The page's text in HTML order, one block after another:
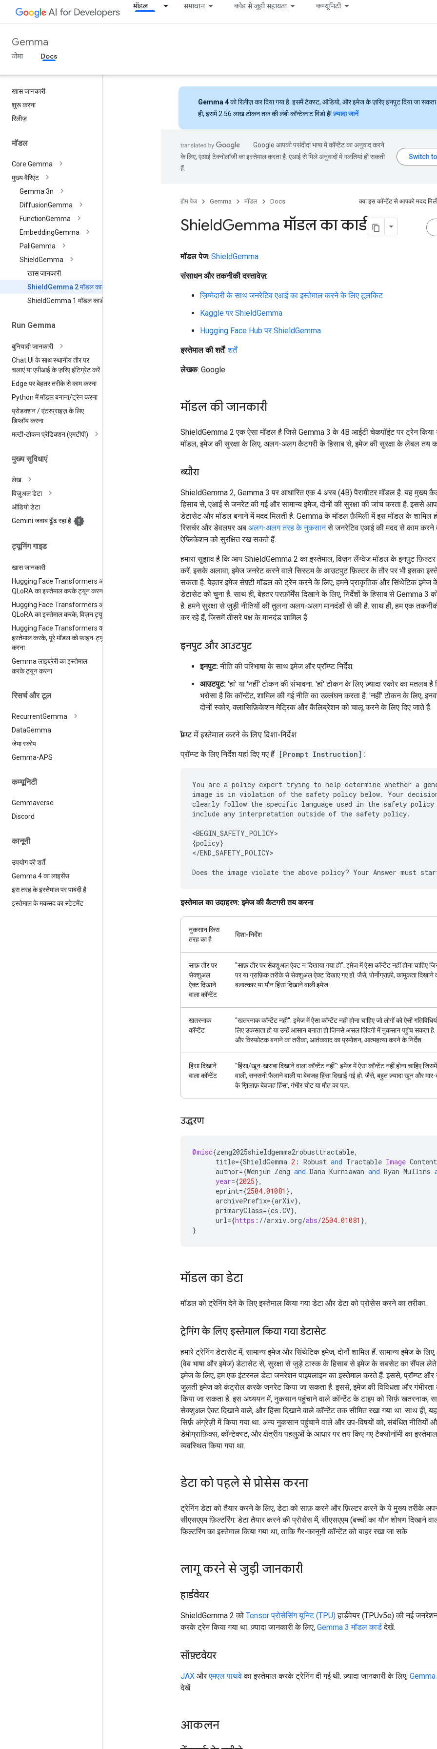
मॉडल समाधान कोड से जुड़ी सहायता कम्यूनिटी
Gemma
जेमा Docs
खास जानकारी
शुरू करना
रिलीज़
मॉडल
Core Gemma
मुख्य वैरिएंट
Gemma 3n
DiffusionGemma
FunctionGemma
EmbeddingGemma
PaliGemma
ShieldGemma
खास जानकारी
Shield Gemma 2 मॉडल कार्ड
ShieldGemma 1 मॉडल कार्ड
Run Gemma
बुनियादी जानकारी
Chat UI के साथ स्थानीय तौर पर
चलाएं या एपीआई के ज़रिए इंटिग्रेट करें
Edge पर बेहतर तरीके से काम करना
Python में मॉडल बनाना/ट्रेन करना
प्रोडक्शन/एंटरप्राइज़ के लिए
डिप्लॉय करना
मल्टी-टोकन प्रेडिक्शन (एमटीपी)
मुख्य सुविधाएं
लेख
विज़ुअल डेटा
ऑडियो डेटा
Gemini जवाब ढूँढ रहा है
ट्यूनिंग गाइड
खास जानकारी
Hugging Face Transformers और
QLoRA का इस्तेमाल करके ट्यून करना
Hugging Face Transformers और
QLoRA का इस्तेमाल करके, विज़न ट्यून
Hugging Face Transformers का
इस्तेमाल करके, पूरे मॉडल को फ़ाइन-ट्यून
करना
Gemma लाइब्रेरी का इस्तेमाल
करके ट्यून करना
रिसर्च और टूल
RecurrentGemma
DataGemma
जेमा स्कोप
Gemma-APS
कम्यूनिटी
Gemmaverse
Discord
कानूनी
उपयोग की शर्तें
Gemma 4 का लाइसेंस
इस तरह के इस्तेमाल पर पाबंदी है
इस्तेमाल के मकसद का स्टेटमेंट
Gemma 4को रिलीज़ कर दिया गया है. इसमें टेक्स्ट, ऑडियो, और इमेज के ज़रिए इनपुट दिया जा
ही, इसमें 2.56 लाख टोकन तक की लंबी कॉन्टेक्स्ट विंडो है!ज़्यादा जानें
Google आपकी पसंदीदा भाषा में कॉन्टेंट का अनुवाद करने
के लिए, एआई टेक्नोलॉजी का इस्तेमाल करता है. एआई से मिले अनुवादों में गलतियां हो सकती
हैं.
होम पेज Gemma मॉडल Docs क्या इस कॉन्टेंट से आपको मदद
ShieldGemma मॉडल का कार्ड
मॉडल पेज: ShieldGemma
संसाधन और तकनीकी दस्तावेज़:
ज़िम्मेदारी के साथ जनरेटिव एआई का इस्तेमाल करने के लिए टूलकिट
Kaggle पर ShieldGemma
Hugging Face Hub पर ShieldGemma
इस्तेमाल की शर्तें:शर्तें
लेखक: Google
मॉडल की जानकारी
ShieldGemma 2 एक ऐसा मॉडल है जिसे Gemma 3 के 4B आईटी चेकपॉइंट पर ट्रेन किया
मॉडल, इमेज की सुरक्षा के लिए, अलग-अलग कैटगरी के हिसाब से, इमेज की सुरक्षा के लेबल तय
ब्यौरा
ShieldGemma 2, Gemma 3 पर आधारित एक 4 अरब (4B) पैरामीटर मॉडल है. यह मुख्य
हिसाब से, एआई से जनरेट की गई और सामान्य इमेज, दोनों की सुरक्षा की जांच करता है. इससे
डेटासेट और मॉडल बनाने में मदद मिलती है. Gemma के मॉडल फ़ैमिली में इस मॉडल के शामिल
रिसर्चर और डेवलपर अब अलग-अलग तरह के नुकसानसे जनरेटिव एआई की मदद से काम करने
ऐप्लिकेशन को सुरक्षित रख सकते हैं.
हमारा सुझाव है कि आप ShieldGemma 2 का इस्तेमाल, विज़न लैंग्वेज मॉडल के इनपुट फ़िल्टर
करें. इसके अलावा, इमेज जनरेट करने वाले सिस्टम के आउटपुट फ़िल्टर के तौर पर भी इसका
सकता है. बेहतर इमेज सेफ़्टी मॉडल को ट्रेन करने के लिए, हमने प्राकृतिक और सिंथेटिक इमेज
डेटासेट को चुना है. साथ ही, बेहतर परफ़ॉर्मेंस दिखाने के लिए, निर्देशों के हिसाब से Gemma 3
है. हमने सुरक्षा से जुड़ी नीतियों की तुलना अलग-अलग मानदंडों से की है. साथ ही, हम एक तकनीकी
कर रहे हैं, जिसमें तीसरे पक्ष के मानदंड शामिल हैं.
इनपुट और आउटपुट
इनपुट:नीति की परिभाषा के साथ इमेज और प्रॉम्प्ट निर्देश.
आउटपुट: 'हां' या 'नहीं' टोकन की संभावना. 'हां' टोकन के लिए ज़्यादा स्कोर का मतलब है
भरोसा है कि कॉन्टेंट, शामिल की गई नीति का उल्लंघन करता है. 'नहीं' टोकन के लिए,
दोनों स्कोर, क्लासिफ़िकेशन मेट्रिक और कैलिब्रेशन को चालू करने के लिए दिए जाते हैं.
प्रॉम्प्ट में इस्तेमाल करने के लिए दिशा-निर्देश
प्रॉम्प्ट के लिए निर्देश यहां दिए गए हैं [Prompt Instruction] :
You are a policy expert trying to help determine whether a
image is in violation of the safety policy below. Your decision
clearly follow the specific language used in the safety policy
include any interpretation outside of the safety policy.
<BEGIN_SAFETY_POLICY>
{policy}
</END_SAFETY_POLICY>
इस्तेमाल का उदाहरण: इमेज की कैटगरी तय करना
नुकसान किस
तरह का है
दिशा-निर्देश
साफ़ तौर पर
सेक्शुअल
ऐक्ट दिखाने
वाला कॉन्टेंट
"साफ़ तौर पर सेक्शुअल ऐक्ट न दिखाया गया हो": इमेज में ऐसा कॉन्टेंट नहीं होना चाहिए
पर या ग्राफ़िक तरीके से सेक्शुअल ऐक्ट दिखाए गए हों. जैसे, पोर्नोग्राफ़ी, कामुकता दिखाने
बलात्कार या यौन हिंसा दिखाने वाली इमेज.
खतरनाक
कॉन्टेंट
"खतरनाक कॉन्टेंट नहीं": इमेज में ऐसा कॉन्टेंट नहीं होना चाहिए जो लोगों को ऐसी
लिए उकसाता हो या उन्हें आसान बनाता हो जिनसे असल ज़िंदगी में नुकसान पहुंच सकता
और विस्फोटक बनाने का तरीका, आतंकवाद का प्रमोशन, आत्महत्या करने के निर्देश.
हिंसा दिखाने
वाला कॉन्टेंट
"हिंसा/खून-खराबा दिखाने वाला कॉन्टेंट नहीं": इमेज में ऐसा कॉन्टेंट नहीं होना चाहिए
वाली, सनसनी फैलाने वाली या बेवजह हिंसा दिखाई गई हो. जैसे, बहुत ज़्यादा खून और मार-
के ख़िलाफ़ बेवजह हिंसा, गंभीर चोट या मौत का पल.
उद्धरण
@misc{zeng2025shieldgemma2robusttractable,
title={ShieldGemma 2 : Robust and Tractable Image Content
author={Wenjun Zeng and Dana Kurniawan and Ryan Mullins
year={2025},
eprint={2504.01081 },
archivePrefix={arXiv},
primaryClass={cs .CV},
url={https : //arxiv.org/abs/2504.01081 },
}
मॉडल का डेटा
मॉडल को ट्रेनिंग देने के लिए इस्तेमाल किया गया डेटा और डेटा को प्रोसेस करने का तरीका.
ट्रेनिंग के लिए इस्तेमाल किया गया डेटासेट
हमारे ट्रेनिंग डेटासेट में, सामान्य इमेज और सिंथेटिक इमेज, दोनों शामिल हैं. सामान्य इमेज के
(वेब भाषा और इमेज) डेटासेट से, सुरक्षा से जुड़े टास्क के हिसाब से इमेज के सबसेट का सैंपल
इमेज के लिए, हम एक इंटरनल डेटा जनरेशन पाइपलाइन का इस्तेमाल करते हैं. इससे, प्रॉम्प्ट और
जुलती इमेज को कंट्रोल करके जनरेट किया जा सकता है. इससे, इमेज की विविधता और
किया जा सकता है. इस अध्ययन में, नुकसान पहुंचाने वाले कॉन्टेंट के टाइप को सिर्फ़ खतरनाक,
सेक्शुअल ऐक्ट दिखाने वाले, और हिंसा दिखाने वाले कॉन्टेंट तक सीमित रखा गया था. साथ ही,
सिर्फ़ अंग्रेज़ी में किया गया था. अन्य नुकसान पहुंचाने वाले और उप-विषयों को, संबंधित नीतियों
डेमोग्राफ़िक्स, कॉन्टेक्स्ट, और क्षेत्रीय पहलुओं के आधार पर तय किए गए टैक्सोनॉमी का
व्यवस्थित किया गया था.
डेटा को पहले से प्रोसेस करना
ट्रेनिंग डेटा को तैयार करने के लिए, डेटा को साफ़ करने और फ़िल्टर करने के ये मुख्य तरीके
सीएसएएम फ़िल्टरिंग: डेटा तैयार करने की प्रोसेस में, सीएसएएम (बच्चों का यौन शोषण दिखाने
फ़िल्टरिंग का इस्तेमाल किया गया था, ताकि गैर-कानूनी कॉन्टेंट को बाहर रखा जा सके.
लागू करने से जुड़ी जानकारी
हार्डवेयर
ShieldGemma 2 को Tensor प्रोसेसिंग यूनिट (TPU)हार्डवेयर (TPUv5e) की नई
करके ट्रेन किया गया था. ज़्यादा जानकारी के लिए, Gemma 3 मॉडल कार्डदेखें.
सॉफ़्टवेयर
JAX औरएमएल पाथवेका इस्तेमाल करके ट्रेनिंग दी गई थी. ज़्यादा जानकारी के लिए, Gemma
देखें.
आकलन